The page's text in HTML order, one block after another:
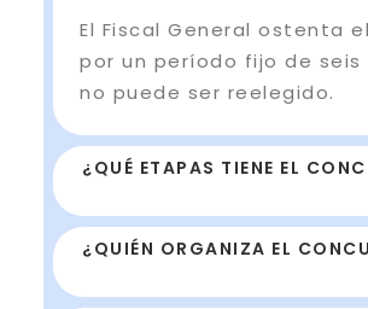
El Fiscal General ostenta
por un período fijo de seis
no puede ser reelegido.
¿QUÉ ETAPAS TIENE EL
¿QUIÉN ORGANIZA EL